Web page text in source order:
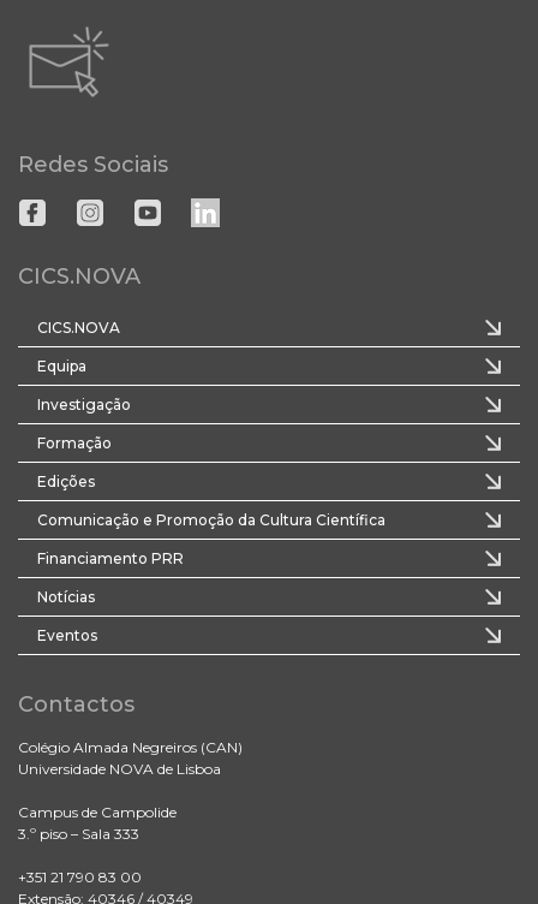
Redes Sociais
CICS.NOVA
CICS.NOVA
Equipa
Investigação
Formação
Edições
Comunicação e Promoção da Cultura Científica
Financiamento PRR
Notícias
Eventos
Contactos
Colégio Almada Negreiros (CAN)
Universidade NOVA de Lisboa
Campus de Campolide
3.º piso – Sala 333
+351 21 790 83 00
Extensão: 40346 / 40349